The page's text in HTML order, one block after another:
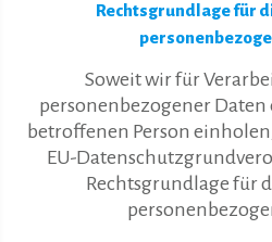
Rechtsgrundlage für
Soweit wir für
personenbezogener
betroffenen Person
EU-
Rechtsgrundlage für